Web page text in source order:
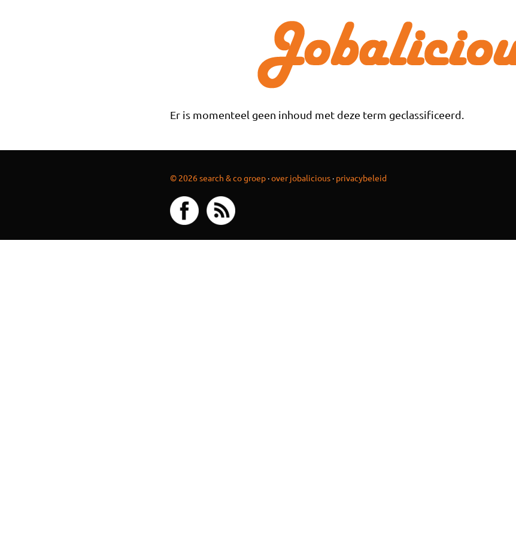
Er is momenteel geen inhoud met deze term geclassificeerd.
© 2026 search & co groep·over jobalicious· privacybeleid